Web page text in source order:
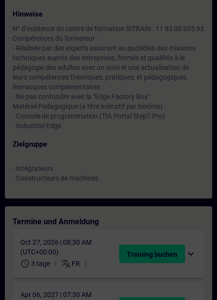
Hinweise
N° d’existence du centre de formation SITRAIN : 11 93 00 205 93
Compétences du formateur :
- Réalisée par des experts assurant au quotidien des missions
techniques auprès des entreprises, formés et qualifiés à la
pédagogie des adultes avec un suivi et une actualisation de
leurs compétences théoriques, pratiques, et pédagogiques.
Remarques complémentaires :
- Ne pas confondre avec la "Edge Factory Box"
Matériel Pédagogique (à titre indicatif par binôme) :
- Console de programmation (TIA Portal Step7 Pro)
- Industrial Edge
Zielgruppe
- Intégrateurs
- Constructeurs de machines
Termine und Anmeldung
Oct 27, 2026 | 08:30 AM
(UTC+00:00)
schedule 3 tage translate FR
Training buchen expand_more
Apr 06, 2027 | 07:30 AM